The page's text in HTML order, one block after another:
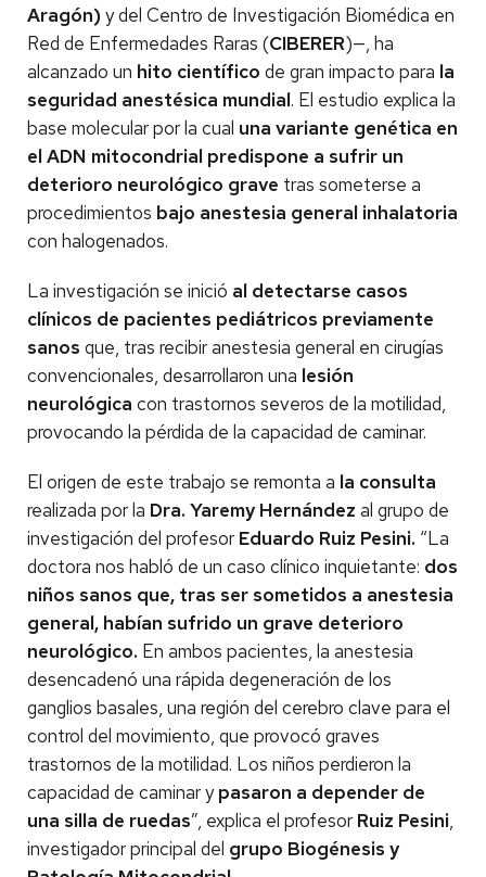
Aragón) y del Centro de Investigación Biomédica en
Red de Enfermedades Raras (CIBERER)—, ha
alcanzado un hito científico de gran impacto para la
seguridad anestésica mundial. El estudio explica la
base molecular por la cual una variante genética en
el ADN mitocondrial predispone a sufrir un
deterioro neurológico grave tras someterse a
procedimientos bajo anestesia general inhalatoria
con halogenados.
La investigación se inició al detectarse casos
clínicos de pacientes pediátricos previamente
sanos que, tras recibir anestesia general en cirugías
convencionales, desarrollaron una lesión
neurológica con trastornos severos de la motilidad,
provocando la pérdida de la capacidad de caminar.
El origen de este trabajo se remonta a la consulta
realizada por la Dra. Yaremy Hernández al grupo de
investigación del profesorEduardo Ruiz Pesini. “La
doctora nos habló de un caso clínico inquietante: dos
niños sanos que, tras ser sometidos a anestesia
general, habían sufrido un grave deterioro
neurológico. En ambos pacientes, la anestesia
desencadenó una rápida degeneración de los
ganglios basales, una región del cerebro clave para el
control del movimiento, que provocó graves
trastornos de la motilidad. Los niños perdieron la
capacidad de caminar ypasaron a depender de
una silla de ruedas”, explica el profesorRuiz Pesini,
investigador principal del grupo Biogénesis y